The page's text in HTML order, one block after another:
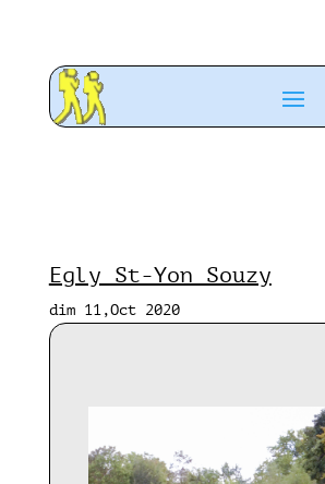
Egly St-Yon Souzy
dim 11,Oct 2020